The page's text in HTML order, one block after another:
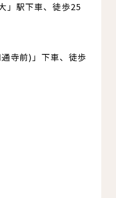
」駅下車、徒歩25
寺前)」下車、徒歩